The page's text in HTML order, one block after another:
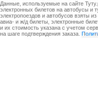
Данные, используемые на сайте
электронных билетов на автобусы и
электропоездов и автобусов взяты
авиа- и ж/д билеты, электронные
и их стоимость указана с учетом
на шаге подтверждения заказа.